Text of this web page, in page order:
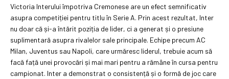
Victoria Interului împotriva Cremonese are un efect semnificativ
asupra competiției pentru titlu în Serie A. Prin acest rezultat, Inter
nu doar că și-a întărit poziția de lider, ci a generat și o presiune
suplimentară asupra rivalelor sale principale. Echipe precum AC
Milan, Juventus sau Napoli, care urmăresc liderul, trebuie acum să
facă față unei provocări și mai mari pentru a rămâne în cursa pentru
campionat. Inter a demonstrat o consistență și o formă de joc care